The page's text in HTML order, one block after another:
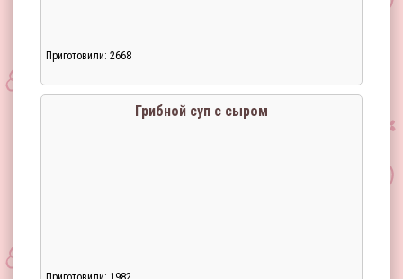
Приготовили: 2668
Грибной суп с сыром